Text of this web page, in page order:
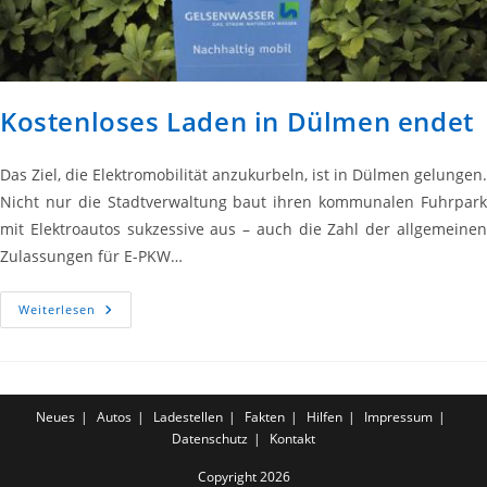
Kostenloses Laden in Dülmen endet
Das Ziel, die Elektromobilität anzukurbeln, ist in Dülmen gelungen.
Nicht nur die Stadtverwaltung baut ihren kommunalen Fuhrpark
mit Elektroautos sukzessive aus – auch die Zahl der allgemeinen
Zulassungen für E-PKW…
Weiterlesen Kostenloses
Laden
Neues Autos Ladestellen Fakten Hilfen
Impressum
Datenschutz
Kontakt
Copyright 2026